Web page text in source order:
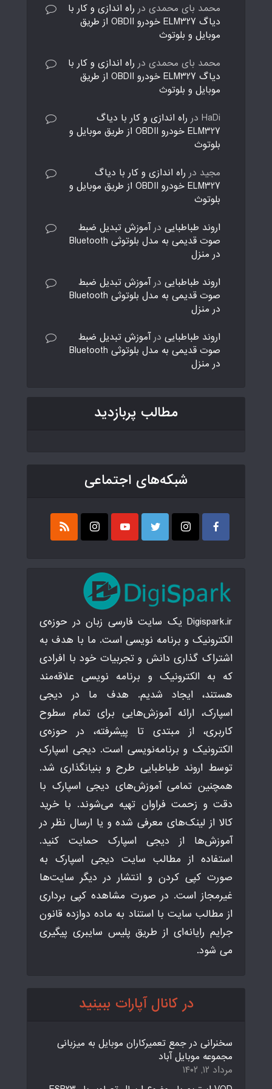
محمد بای محمدی در راه اندازی و کار با
دیاگ ELM327 خودرو OBDII از طریق
موبایل و بلوتوث
محمد بای محمدی در راه اندازی و کار با
دیاگ ELM327 خودرو OBDII از طریق
موبایل و بلوتوث
HaDi در راه اندازی و کار با دیاگ
ELM327 خودرو OBDII از طریق موبایل و
بلوتوث
مجید در راه اندازی و کار با دیاگ
ELM327 خودرو OBDII از طریق موبایل و
بلوتوث
اروند طباطبایی درآموزش تبدیل ضبط
صوت قدیمی به مدل بلوتوثی Bluetooth
در منزل
اروند طباطبایی درآموزش تبدیل ضبط
صوت قدیمی به مدل بلوتوثی Bluetooth
در منزل
اروند طباطبایی درآموزش تبدیل ضبط
صوت قدیمی به مدل بلوتوثی Bluetooth
در منزل
مطالب پربازدید
شبکه‌های اجتماعی
Digispark.ir یک سایت فارسی زبان در حوزه‌ی
الکترونیک و برنامه نویسی است. ما با هدف به
اشتراک گذاری دانش و تجربیات خود با افرادی
که به الکترونیک و برنامه نویسی علاقه‌مند
هستند، ایجاد شدیم. هدف ما در دیجی
اسپارک، ارائه آموزش‌هایی برای تمام سطوح
کاربری، از مبتدی تا پیشرفته، در حوزه‌ی
الکترونیک و برنامه‌نویسی است. دیجی اسپارک
توسط اروند طباطبایی طرح و بنیانگذاری شد.
همچنین تمامی آموزش‌های دیجی اسپارک با
دقت و زحمت فراوان تهیه می‌شوند. با خرید
کالا از لینک‌های معرفی شده و یا ارسال نظر در
آموزش‌ها از دیجی اسپارک حمایت کنید.
استفاده از مطالب سایت دیجی اسپارک به
صورت کپی کردن و انتشار در دیگر سایت‌ها
غیرمجاز است. در صورت مشاهده کپی برداری
از مطالب سایت با استناد به ماده دوازده قانون
جرایم رایانه‌ای از طریق پلیس سایبری پیگیری
می شود.
در کانال آپارات ببینید
سخنرانی در جمع تعمیرکاران موبایل به میزبانی
مجموعه موبایل آباد
مرداد ۱۲, ۱۴۰۲